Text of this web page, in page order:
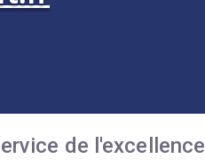
de l'excellence